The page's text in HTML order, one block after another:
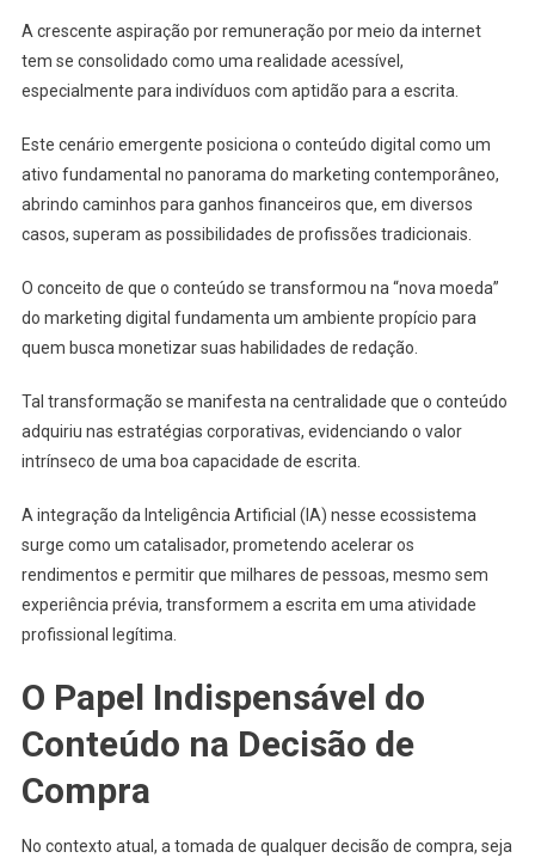
A crescente aspiração por remuneração por meio da internet
tem se consolidado como uma realidade acessível,
especialmente para indivíduos com aptidão para a escrita.
Este cenário emergente posiciona o conteúdo digital como um
ativo fundamental no panorama do marketing contemporâneo,
abrindo caminhos para ganhos financeiros que, em diversos
casos, superam as possibilidades de profissões tradicionais.
O conceito de que o conteúdo se transformou na “nova moeda”
do marketing digital fundamenta um ambiente propício para
quem busca monetizar suas habilidades de redação.
Tal transformação se manifesta na centralidade que o conteúdo
adquiriu nas estratégias corporativas, evidenciando o valor
intrínseco de uma boa capacidade de escrita.
A integração da Inteligência Artificial (IA) nesse ecossistema
surge como um catalisador, prometendo acelerar os
rendimentos e permitir que milhares de pessoas, mesmo sem
experiência prévia, transformem a escrita em uma atividade
profissional legítima.
O Papel Indispensável do
Conteúdo na Decisão de
Compra
No contexto atual, a tomada de qualquer decisão de compra, seja